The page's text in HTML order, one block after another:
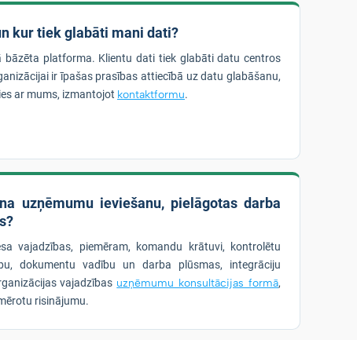
kur tiek glabāti mani dati?
bāzēta platforma. Klientu dati tiek glabāti datu centros
ir īpašas prasības attiecībā uz datu glabāšanu,
ar mums, izmantojot kontaktformu.
uzņēmumu ieviešanu, pielāgotas darba
vajadzības, piemēram, komandu krātuvi, kontrolētu
dokumentu vadību un darba plūsmas, integrāciju
vajadzības uzņēmumu konsultācijas formā,
risinājumu.